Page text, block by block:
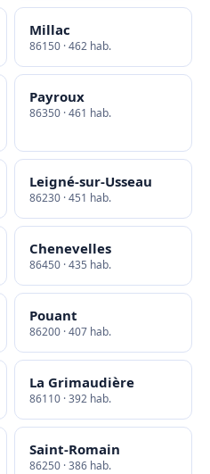
Millac
86150 · 462 hab.
Payroux
86350 · 461 hab.
Leigné-sur-Usseau
86230 · 451 hab.
Chenevelles
86450 · 435 hab.
Pouant
86200 · 407 hab.
La Grimaudière
86110 · 392 hab.
Saint-Romain
86250 · 386 hab.